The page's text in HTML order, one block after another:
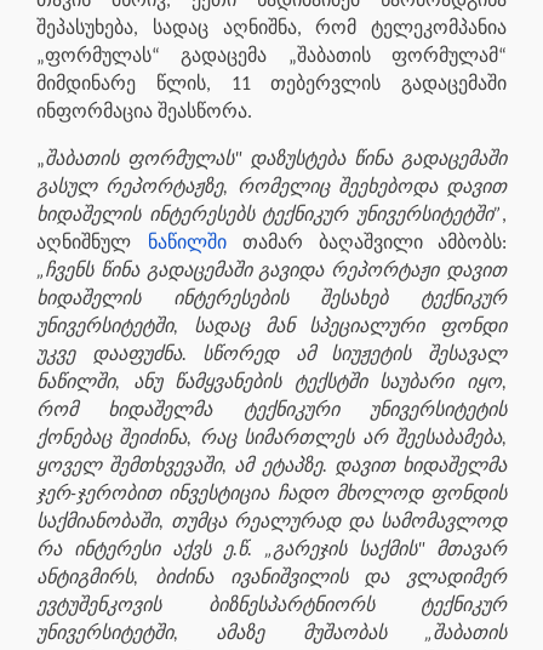
შეპასუხება, სადაც აღნიშნა, რომ ტელეკომპანია
„ფორმულას“ გადაცემა „შაბათის ფორმულამ“
მიმდინარე წლის, 11 თებერვლის გადაცემაში
ინფორმაცია შეასწორა.
„შაბათის ფორმულას" დაზუსტება წინა გადაცემაში
გასულ რეპორტაჟზე, რომელიც შეეხებოდა დავით
ხიდაშელის ინტერესებს ტექნიკურ უნივერსიტეტში”,
აღნიშნულ
ნაწილში
თამარ ბაღაშვილი ამბობს:
„ჩვენს წინა გადაცემაში გავიდა რეპორტაჟი დავით
ხიდაშელის ინტერესების შესახებ ტექნიკურ
უნივერსიტეტში, სადაც მან სპეციალური ფონდი
უკვე დააფუძნა. სწორედ ამ სიუჟეტის შესავალ
ნაწილში, ანუ წამყვანების ტექსტში საუბარი იყო,
რომ ხიდაშელმა ტექნიკური უნივერსიტეტის
ქონებაც შეიძინა, რაც სიმართლეს არ შეესაბამება,
ყოველ შემთხვევაში, ამ ეტაპზე. დავით ხიდაშელმა
ჯერ-ჯერობით ინვესტიცია ჩადო მხოლოდ ფონდის
საქმიანობაში, თუმცა რეალურად და სამომავლოდ
რა ინტერესი აქვს ე.წ. „გარეჯის საქმის" მთავარ
ანტიგმირს, ბიძინა ივანიშვილის და ვლადიმერ
ევტუშენკოვის ბიზნესპარტნიორს ტექნიკურ
უნივერსიტეტში, ამაზე მუშაობას „შაბათის